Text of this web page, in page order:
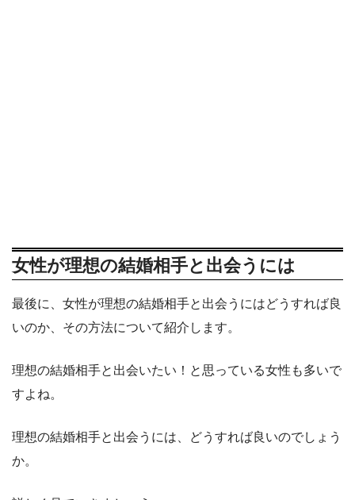
女性が理想の結婚相手と出会うには
最後に、女性が理想の結婚相手と出会うにはどうすれば良
いのか、その方法について紹介します。
理想の結婚相手と出会いたい！と思っている女性も多いで
すよね。
理想の結婚相手と出会うには、どうすれば良いのでしょう
か。